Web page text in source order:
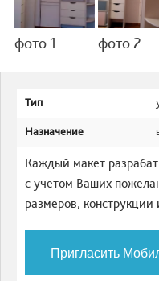
фото 1 фото 2
Тип
Назначение
Каждый макет
с учетом Ваших
размеров,
Пригласить